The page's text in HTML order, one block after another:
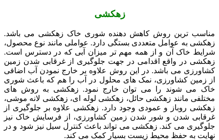
زهکشی
مناسب ترین روش کاهش دهنده شوری خاک زهکشی می باشد.
زهکشی به عوامل متعددی بستگی دارد. عواملی مانند نوع محصول،
شرایط خاک آن و از همه مهم تر میزان آبی که در دسترس است.
زهکشی در واقع اقدامی در جهت جلوگیری از غرقابی شدن زمین
کشاورزی می باشد. در این روش علاوه بر خارج نمودن آب اضافی
از زمین کشاورزی، نمک های محلول در آب را هم که باعث شوری
خاک می شوند را می توان خارج نمود. زهکشی به روش های
مختلفی مانند زهکشی حائل، زهکشی لوله ای، زهکشی لانه موشی،
زهکشی روباز و عمودی وجود دارد. زهکشی علاوه بر جلوگیری از
غرقابی شدن و شور شدن زمین کشاورزی، از فرسایش خاک نیز
جلوگیری می کند. زهکشی می تواند باعث کنترل سیل نیز شود و در
نهایت به حفظ محیط زیست بسیار کمک می کند.